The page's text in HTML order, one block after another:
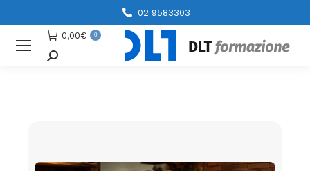
02 9583303
0,00€ 0
Cerca